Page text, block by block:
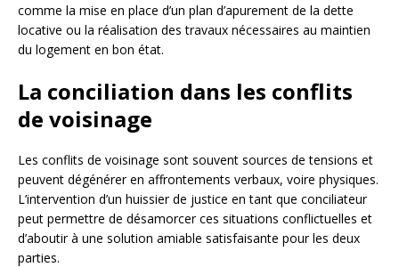
comme la mise en place d’un plan d’apurement de la dette
locative ou la réalisation des travaux nécessaires au maintien
du logement en bon état.
La conciliation dans les conflits
de voisinage
Les conflits de voisinage sont souvent sources de tensions et
peuvent dégénérer en affrontements verbaux, voire physiques.
L’intervention d’un huissier de justice en tant que conciliateur
peut permettre de désamorcer ces situations conflictuelles et
d’aboutir à une solution amiable satisfaisante pour les deux
parties.